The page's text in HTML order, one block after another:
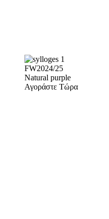
FW2024/25
Natural purple
Αγοράστε Τώρα